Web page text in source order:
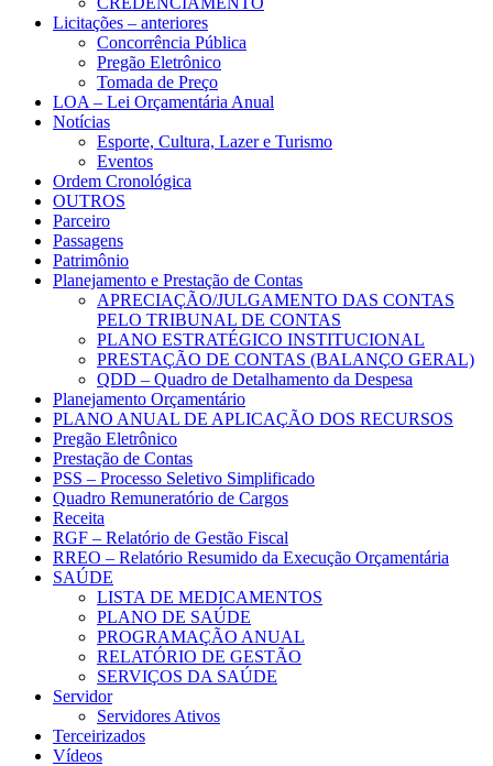
Licitações – anteriores
Concorrência Pública
Pregão Eletrônico
Tomada de Preço
LOA – Lei Orçamentária Anual
Notícias
Esporte, Cultura, Lazer e Turismo
Eventos
Ordem Cronológica
OUTROS
Parceiro
Passagens
Patrimônio
Planejamento e Prestação de Contas
APRECIAÇÃO/JULGAMENTO DAS CONTAS
PELO TRIBUNAL DE CONTAS
PLANO ESTRATÉGICO INSTITUCIONAL
PRESTAÇÃO DE CONTAS (BALANÇO GERAL)
QDD – Quadro de Detalhamento da Despesa
Planejamento Orçamentário
PLANO ANUAL DE APLICAÇÃO DOS RECURSOS
Pregão Eletrônico
Prestação de Contas
PSS – Processo Seletivo Simplificado
Quadro Remuneratório de Cargos
Receita
RGF – Relatório de Gestão Fiscal
RREO – Relatório Resumido da Execução Orçamentária
SAÚDE
LISTA DE MEDICAMENTOS
PLANO DE SAÚDE
PROGRAMAÇÃO ANUAL
RELATÓRIO DE GESTÃO
SERVIÇOS DA SAÚDE
Servidor
Servidores Ativos
Terceirizados
Vídeos